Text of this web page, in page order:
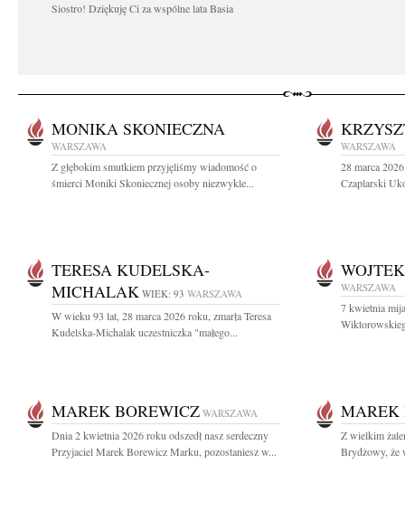
Siostro! Dziękuję Ci za wspólne lata Basia
MONIKA SKONIECZNA
WARSZAWA
Z głębokim smutkiem przyjęliśmy wiadomość o
śmierci Moniki Skoniecznej osoby niezwykle...
WARSZAWA
28 marca
Czaplarski
TERESA KUDELSKA-
MICHALAK WIEK: 93 WARSZAWA
W wieku 93 lat, 28 marca 2026 roku, zmarła Teresa
Kudelska-Michalak uczestniczka "małego...
WARSZAWA
7 kwietnia
MAREK BOREWICZ WARSZAWA
Dnia 2 kwietnia 2026 roku odszedł nasz serdeczny
Przyjaciel Marek Borewicz Marku, pozostaniesz w...
MAREK
Z wielkim
Brydżowy, że